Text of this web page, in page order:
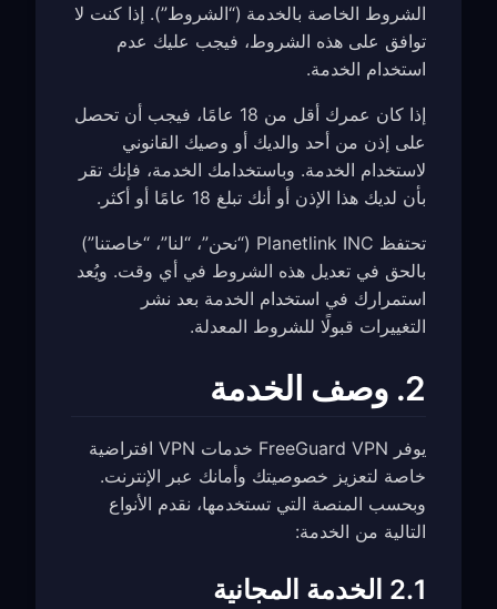
الشروط الخاصة بالخدمة (“الشروط”). إذا كنت لا
توافق على هذه الشروط، فيجب عليك عدم
استخدام الخدمة.
إذا كان عمرك أقل من 18 عامًا، فيجب أن تحصل
على إذن من أحد والديك أو وصيك القانوني
لاستخدام الخدمة. وباستخدامك الخدمة، فإنك تقر
بأن لديك هذا الإذن أو أنك تبلغ 18 عامًا أو أكثر.
تحتفظ Planetlink INC (“نحن”، “لنا”، “خاصتنا”)
بالحق في تعديل هذه الشروط في أي وقت. ويُعد
استمرارك في استخدام الخدمة بعد نشر
التغييرات قبولًا للشروط المعدلة.
2. وصف الخدمة
يوفر FreeGuard VPN خدمات VPN افتراضية
خاصة لتعزيز خصوصيتك وأمانك عبر الإنترنت.
وبحسب المنصة التي تستخدمها، نقدم الأنواع
التالية من الخدمة:
2.1 الخدمة المجانية